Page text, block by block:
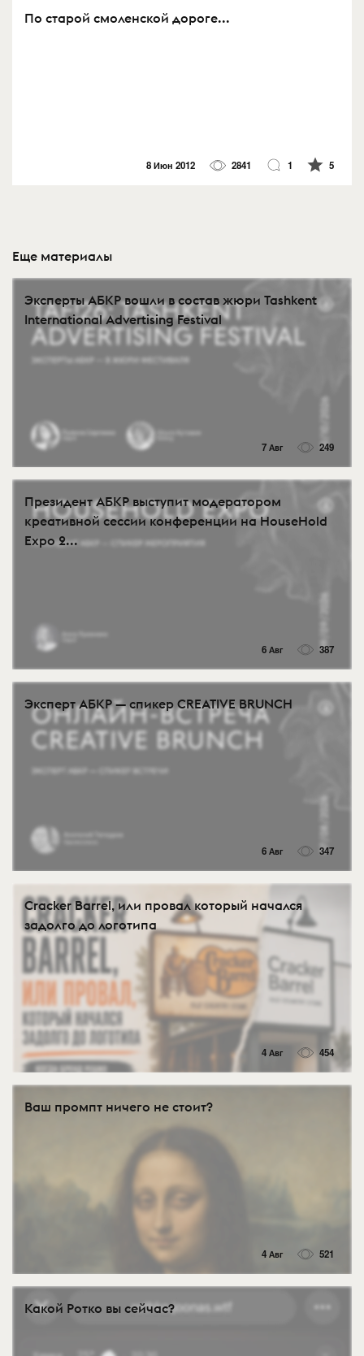
По старой смоленской дороге...
8 Июн 2012 2841 1 5
Еще материалы
Эксперты АБКР вошли в состав жюри Tashkent
International Advertising Festival
7 Авг 249
Президент АБКР выступит модератором
креативной сессии конференции на HouseHold
Expo 2...
6 Авг 387
Эксперт АБКР — спикер CREATIVE BRUNCH
6 Авг 347
Cracker Barrel, или провал который начался
задолго до логотипа
4 Авг 454
Ваш промпт ничего не стоит?
4 Авг 521
Какой Ротко вы сейчас?